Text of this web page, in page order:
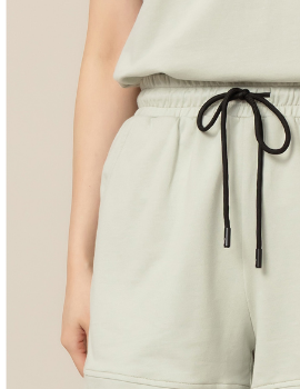
【注意事項】
1.本服務係由「台灣大哥大股份有限公司」（
用戶於交易時，得透過本服務購買商品或服務
買賣價金債權讓與本公司後，依約使用本公司
2.基於同意付款使用「大哥付你分期」之契約
資料（包含姓名、電話或地址）提供予台灣大
由本公司與您本人進行分期帳單所需資料之確
3.完整用戶服務條款，請詳閱以下連結：
３．收到繳費通知簡訊後14天內，點擊此簡
ATM／網路銀行／等多元方式進行付款，方視
※ 請注意：結帳手續完成當下不需立刻繳費，
購買商品的店家。未經商家同意取消之訂單仍
後付繳納相關費用。
※ 交易是否成功請以「AFTEE先享後付 」之
是否繳費成功／繳費後需取消欲退款等相關疑
客戶支援中心」
https://
１．透過由恩沛科技股份有限公司提供之「
易，需依本服務之必要範圍內提供個人資料，
權轉讓予恩沛科技股份有限公司。
２．關於個人資料處理事宜，請瀏覽以下網址：
https://aftee.tw/terms/#terms3
３．未成年的使用者請事先徵得法定代理人或
「AFTEE先享後付」，若未經同意申辦者引起
４．使用「AFTEE先享後付」時，將依據個
每筆NT$60，滿NT$1,500(含以上)免運費
萊爾富取貨付款
每筆NT$120
付款後萊爾富取貨
7-11取貨付款
每筆NT$60，滿NT$2,000(含以上)免運費
付款後7-11取貨
每筆NT$60，滿NT$2,000(含以上)免運費
每筆NT$60，滿NT$2,000(含以上)免運費